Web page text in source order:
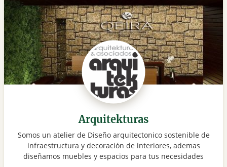
Arquitekturas
Somos un atelier de Diseño arquitectonico sostenible de
infraestructura y decoración de interiores, ademas
diseñamos muebles y espacios para tus necesidades